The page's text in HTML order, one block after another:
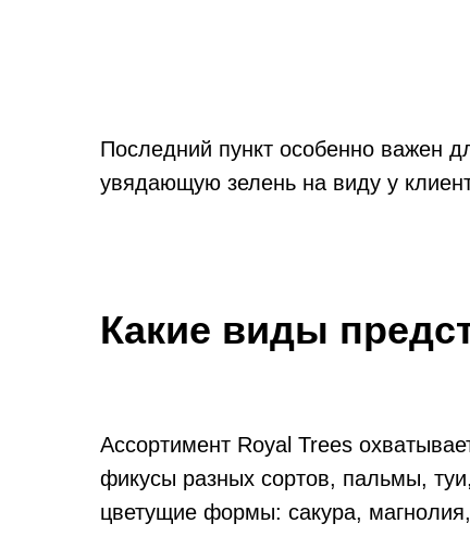
Последний пункт особенно важен
увядающую зелень на виду у
Какие виды
Ассортимент Royal Trees
фикусы разных сортов, пальмы,
цветущие формы: сакура,